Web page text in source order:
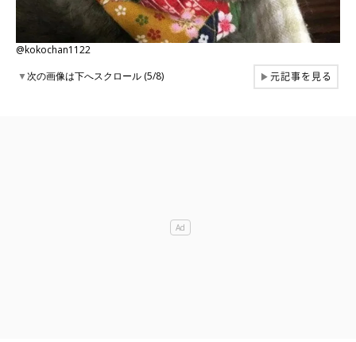
@kokochan1122
▼次の画像は下へスクロール (5/8) ▶元記事を見る